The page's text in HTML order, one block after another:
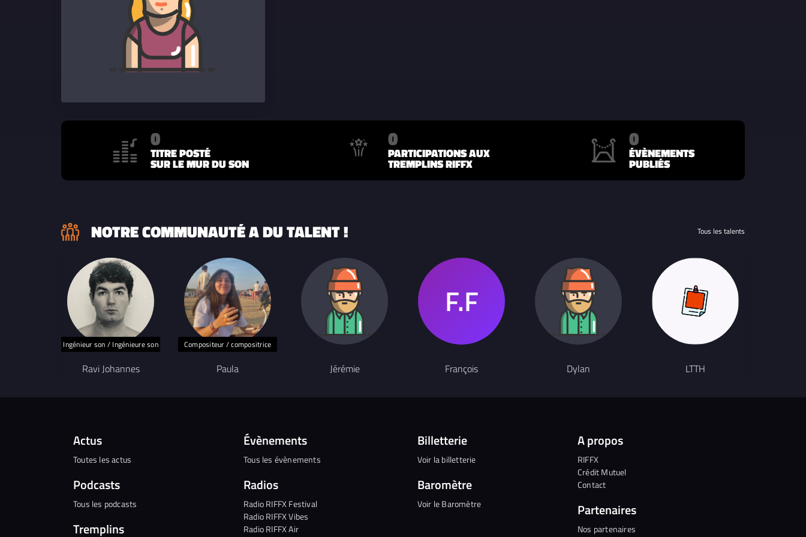
0
TITRE POSTÉ
SUR LE MUR DU SON
0
PARTICIPATIONS AUX
TREMPLINS RIFFX
0
ÉVÈNEMENTS
PUBLIÉS
NOTRE COMMUNAUTÉ A DU TALENT ! Tous les talents
Ingénieur son / Ingénieure son
Ravi Johannes
Compositeur / compositrice
Paula Jérémie François Dylan LTTH
Actus
Toutes les actus
Podcasts
Tous les podcasts
Tremplins
Évènements
Tous les évènements
Radios
Radio RIFFX Festival
Radio RIFFX Vibes
Radio RIFFX Air
Billetterie
Voir la billetterie
Baromètre
Voir le Baromètre
A propos
RIFFX
Crédit Mutuel
Contact
Partenaires
Nos partenaires